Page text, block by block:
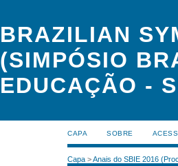
BRAZILIAN
(SIMPÓSIO
EDUCAÇÃO -
CAPA SOBRE
Capa >Anais do SBIE 2016